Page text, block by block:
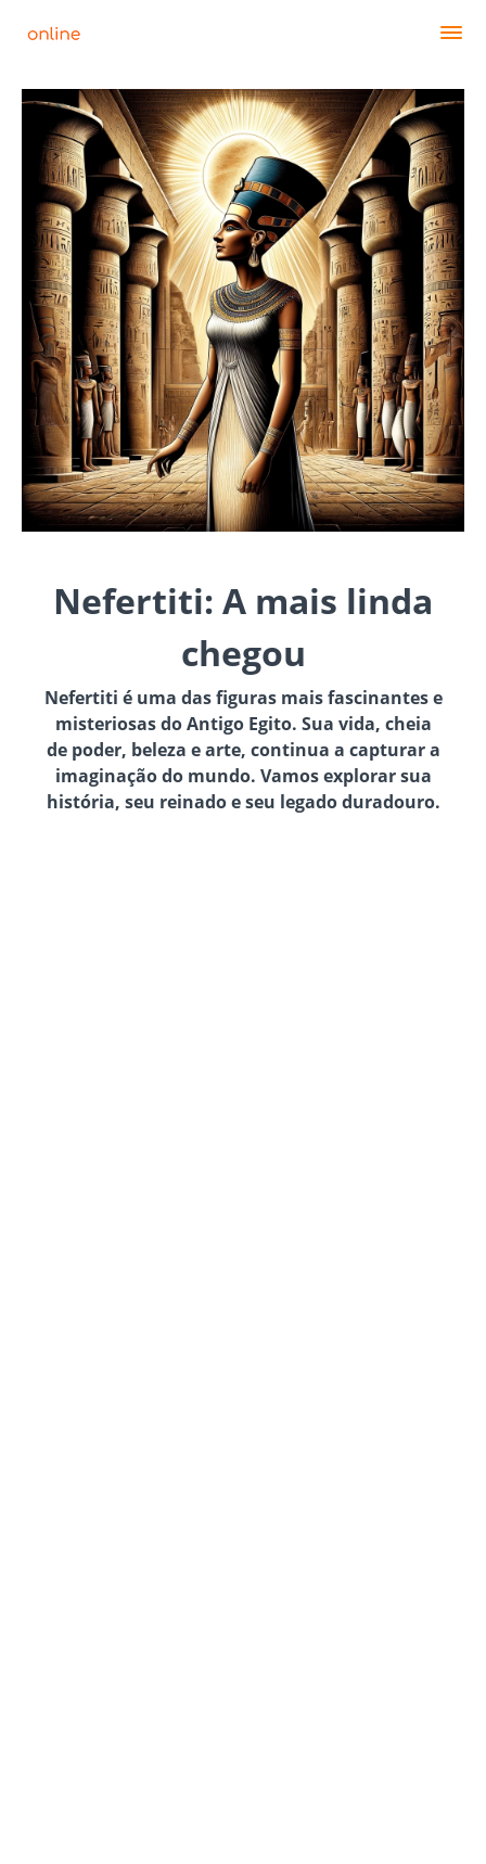
Nefertiti: A mais linda
chegou
Nefertiti é uma das figuras mais fascinantes e
misteriosas do Antigo Egito. Sua vida, cheia
de poder, beleza e arte, continua a capturar a
imaginação do mundo. Vamos explorar sua
história, seu reinado e seu legado duradouro.